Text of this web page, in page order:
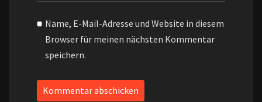
Name, E-Mail-Adresse und Website in diesem
Browser für meinen nächsten Kommentar
speichern.